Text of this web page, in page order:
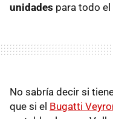
unidades para todo el
No sabría decir si
que si el Bugatti